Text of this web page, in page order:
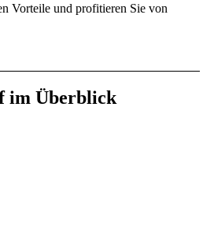
Vorteile und profitieren Sie von
im Überblick